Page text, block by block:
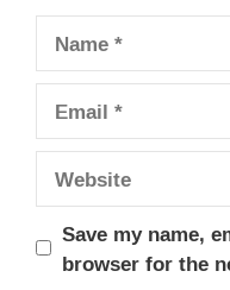
Name
Email
Website
Save my name,
browser for the